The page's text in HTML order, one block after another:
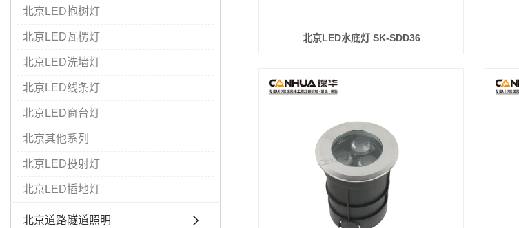
北京LED抱树灯
北京LED瓦楞灯
北京LED洗墙灯
北京LED线条灯
北京LED窗台灯
北京其他系列
北京LED投射灯
北京LED插地灯
北京道路隧道照明
北京LED水底灯 SK-SDD36